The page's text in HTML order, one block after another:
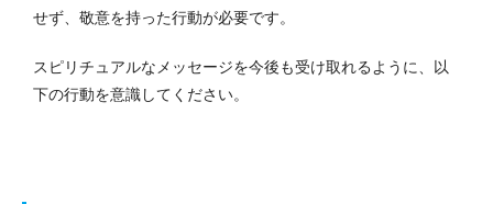
せず、敬意を持った行動が必要です。
スピリチュアルなメッセージを今後も受け取れるように、以
下の行動を意識してください。